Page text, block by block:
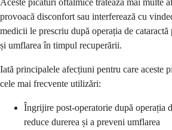
provoacă disconfort sau interferează cu
medicii le prescriu după operația de cataractă
și umflarea în timpul recuperării.
Iată principalele afecțiuni pentru care aceste
cele mai frecvente utilizări:
Îngrijire post-operatorie după operația
reduce durerea și a preveni umflarea